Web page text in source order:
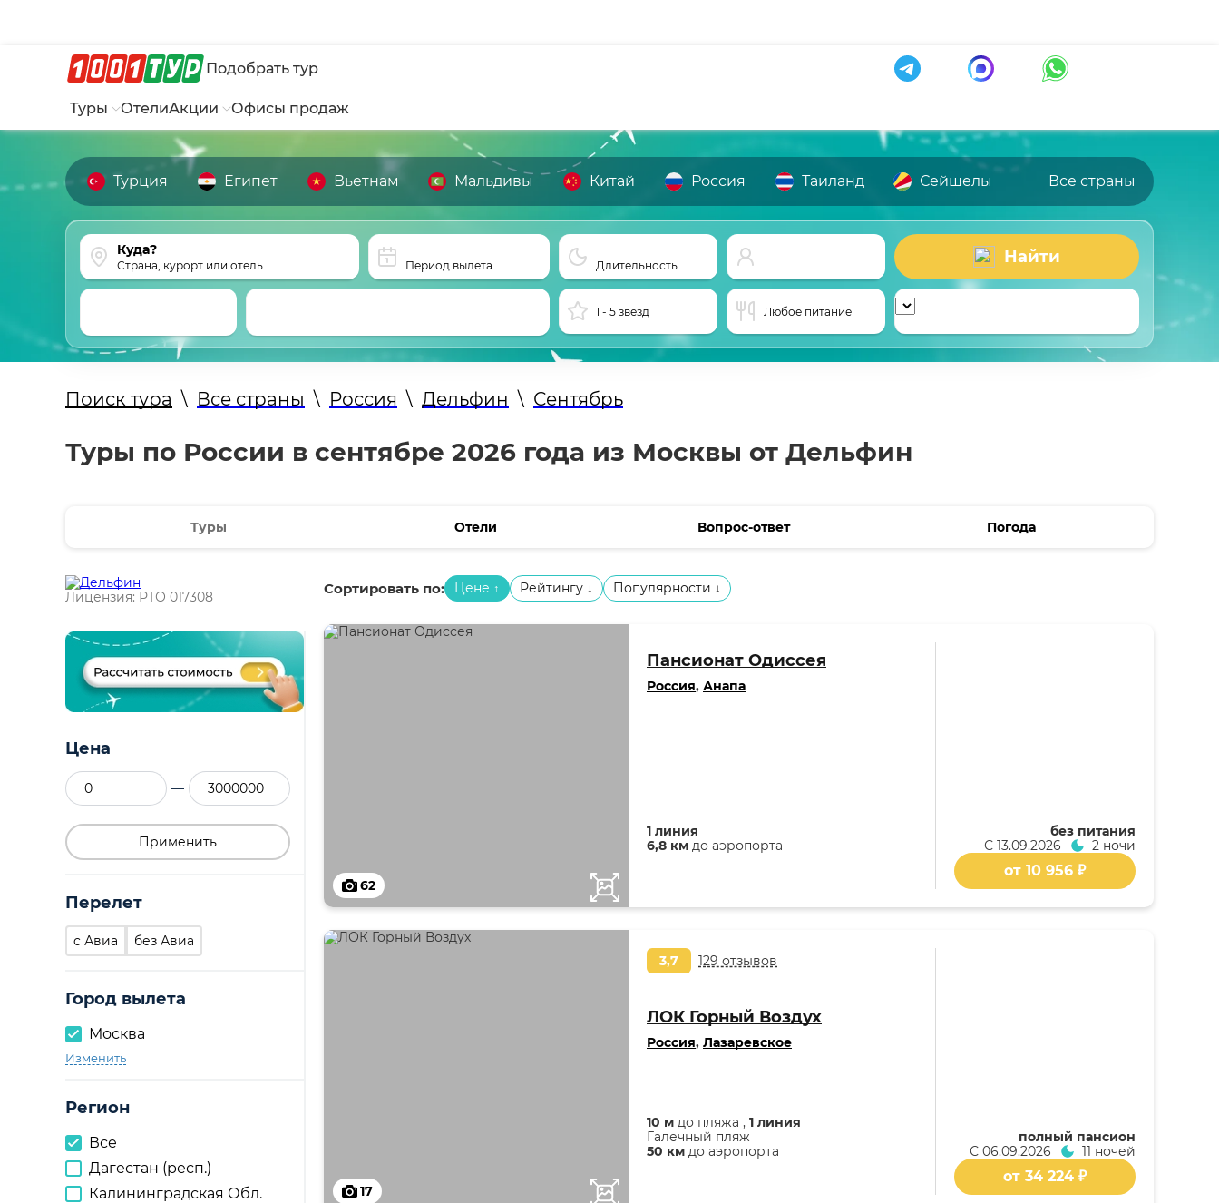
Подобрать тур
Туры ОтелиАкции Офисы продаж
Турция Египет Вьетнам Мальдивы Китай Россия Таиланд Сейшелы Все страны
Страна, курорт или отель Период вылета Длительность Найти
1 - 5 звёзд Любое питание
Поиск тура \ Все страны \ Россия \ Дельфин \ Сентябрь
Туры по России в сентябре 2026 года из Москвы от Дельфин
Туры Отели Вопрос-ответ Погода
Лицензия: РТО 017308
Цена
—
Применить
Перелет
c Авиа без Авиа
Город вылета
Москва
Изменить
Регион
Все
Дагестан (респ.)
Калининградская Обл.
Сортировать по: Цене ↑ Рейтингу ↓ Популярности ↓
62
Пансионат Одиссея
Россия, Анапа
1 линия
6,8 км до аэропорта
без питания
С 13.09.2026 2 ночи
от 10 956 ₽
17
3,7 129 отзывов
ЛОК Горный Воздух
Россия, Лазаревское
10 м до пляжа , 1 линия
Галечный пляж
50 км до аэропорта
полный пансион
С 06.09.2026 11 ночей
от 34 224 ₽